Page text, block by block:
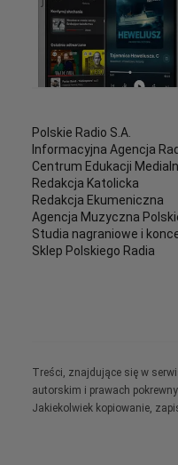
Polskie Radio S.A.
Informacyjna Agencja
Centrum Edukacji
Redakcja Katolicka
Redakcja Ekumeniczna
Agencja Muzyczna
Studia nagraniowe i
Sklep Polskiego Radia
Treści, znajdujące się w
autorskim i prawach
Jakiekolwiek kopiowanie,